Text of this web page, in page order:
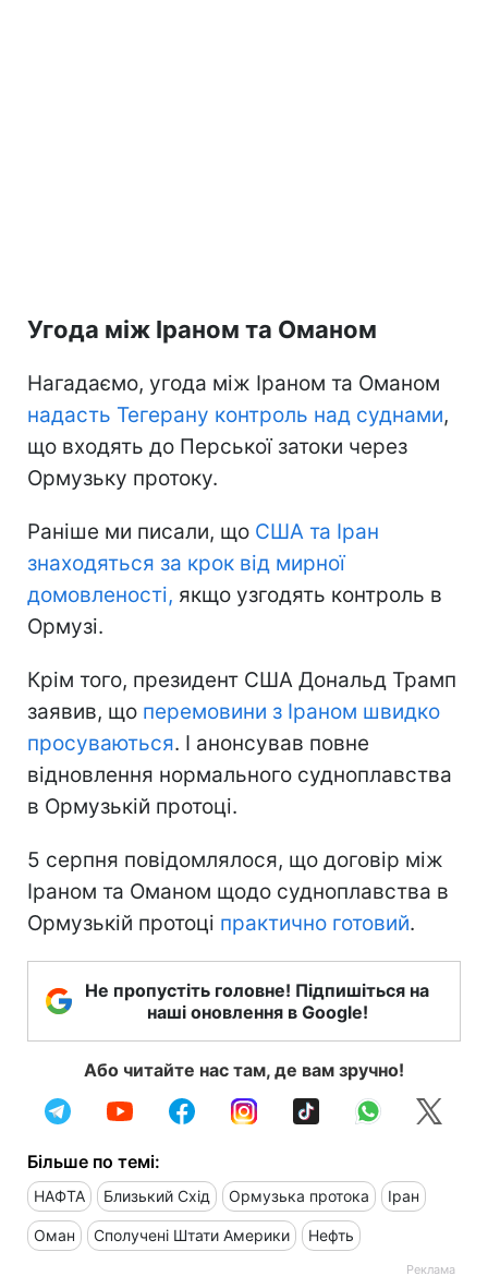
Угода між Іраном та Оманом
Нагадаємо, угода між Іраном та Оманом
надасть Тегерану контроль над суднами,
що входять до Перської затоки через
Ормузьку протоку.
Раніше ми писали, що США та Іран
знаходяться за крок від мирної
домовленості, якщо узгодять контроль в
Ормузі.
Крім того, президент США Дональд Трамп
заявив, що перемовини з Іраном швидко
просуваються. І анонсував повне
відновлення нормального судноплавства
в Ормузькій протоці.
5 серпня повідомлялося, що договір між
Іраном та Оманом щодо судноплавства в
Ормузькій протоці практично готовий.
Не пропустіть головне! Підпишіться на
наші оновлення в Google!
Або читайте нас там, де вам зручно!
Більше по темі:
НАФТА Близький Схід Ормузька протока Іран
Оман Сполучені Штати Америки Нефть